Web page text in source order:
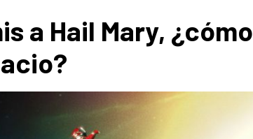
a Hail Mary, ¿cómo